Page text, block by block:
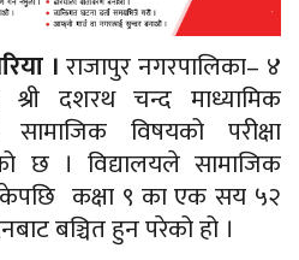
। राजापुर नगरपालिका– ४
दशरथ चन्द माध्यामिक
सामाजिक विषयको परीक्षा
छ । विद्यालयले सामाजिक
कक्षा ९ का एक सय ५२
बञ्चित हुन परेको हो ।